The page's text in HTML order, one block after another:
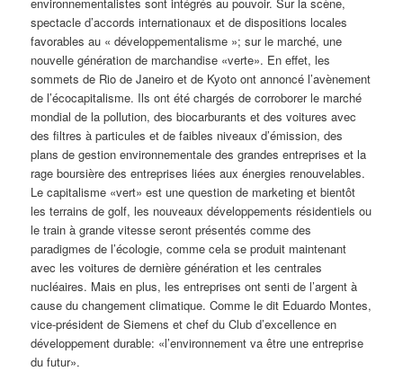
spectacle d’accords internationaux et de dispositions locales
favorables au « développementalisme »; sur le marché, une
nouvelle génération de marchandise «verte». En effet, les
sommets de Rio de Janeiro et de Kyoto ont annoncé l’avènement
de l’écocapitalisme. Ils ont été chargés de corroborer le marché
mondial de la pollution, des biocarburants et des voitures avec
des filtres à particules et de faibles niveaux d’émission, des
plans de gestion environnementale des grandes entreprises et la
rage boursière des entreprises liées aux énergies renouvelables.
Le capitalisme «vert» est une question de marketing et bientôt
les terrains de golf, les nouveaux développements résidentiels ou
le train à grande vitesse seront présentés comme des
paradigmes de l’écologie, comme cela se produit maintenant
avec les voitures de dernière génération et les centrales
nucléaires. Mais en plus, les entreprises ont senti de l’argent à
cause du changement climatique. Comme le dit Eduardo Montes,
vice-président de Siemens et chef du Club d’excellence en
développement durable: «l’environnement va être une entreprise
du futur».